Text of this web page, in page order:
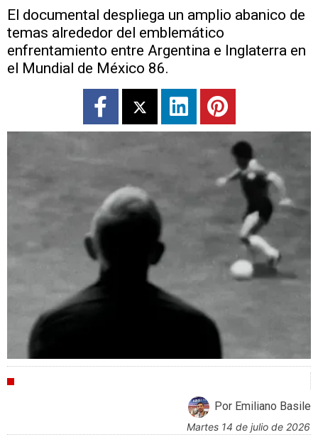
El documental despliega un amplio abanico de
temas alrededor del emblemático
enfrentamiento entre Argentina e Inglaterra en
el Mundial de México 86.
Por Emiliano Basile
martes 14 de julio de 2026